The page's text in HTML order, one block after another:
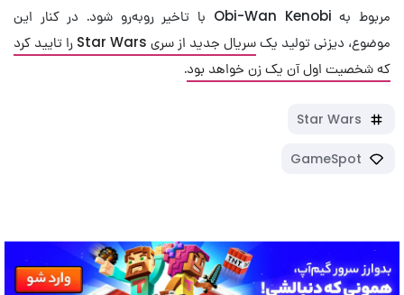
مربوط به Obi-Wan Kenobi با تاخیر روبه‌رو شود. در کنار این
موضوع، دیزنی تولید یک
سریال جدید از سری Star Wars را تایید کرد
که شخصیت اول آن یک زن خواهد بود.
Star Wars
GameSpot